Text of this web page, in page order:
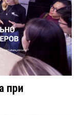
при